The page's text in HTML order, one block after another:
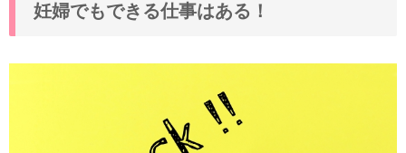
妊婦でもできる仕事はある！